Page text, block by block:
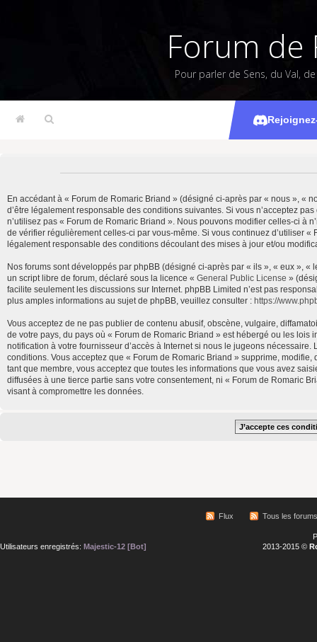
Forum de
Pour parler de Sens, du Val,
En accédant à « Forum de Romaric Briand » (désigné ci-après par « nous », «
d’être légalement responsable des conditions suivantes. Si vous n’acceptez
n’utilisez pas « Forum de Romaric Briand ». Nous pouvons modifier celles-ci à
de vérifier régulièrement celles-ci par vous-même. Si vous continuez d’utiliser
légalement responsable des conditions découlant des mises à jour et/ou
Nos forums sont développés par phpBB (désigné ci-après par « ils », « eux »,
un script libre de forum, déclaré sous la licence « General Public License »
facilite seulement les discussions sur Internet. phpBB Limited n’est pas
plus amples informations au sujet de phpBB, veuillez consulter : https://
Vous acceptez de ne pas publier de contenu abusif, obscène, vulgaire,
de votre pays, du pays où « Forum de Romaric Briand » est hébergé ou les
notification à votre fournisseur d’accès à Internet si nous le jugeons
conditions. Vous acceptez que « Forum de Romaric Briand » supprime,
tant que membre, vous acceptez que toutes les informations que vous avez
diffusées à une tierce partie sans votre consentement, ni « Forum de Romaric
visant à compromettre les données.
Flux Tous les forums
Utilisateurs enregistrés: Majestic-12 [Bot]
2013-2015 ©